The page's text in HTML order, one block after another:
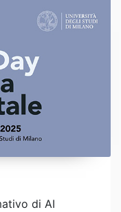
di AI